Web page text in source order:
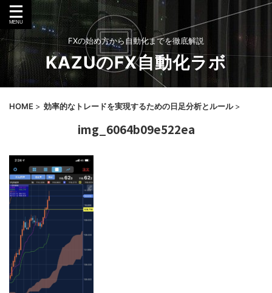
FXの始め方から自動化までを徹底解説
KAZUのFX自動化ラボ
HOME > 効率的なトレードを実現するための日足分析とルール >
img_6064b09e522ea